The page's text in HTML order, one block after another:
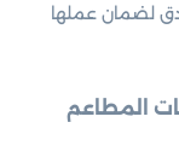
لضمان عملها
المطاعم